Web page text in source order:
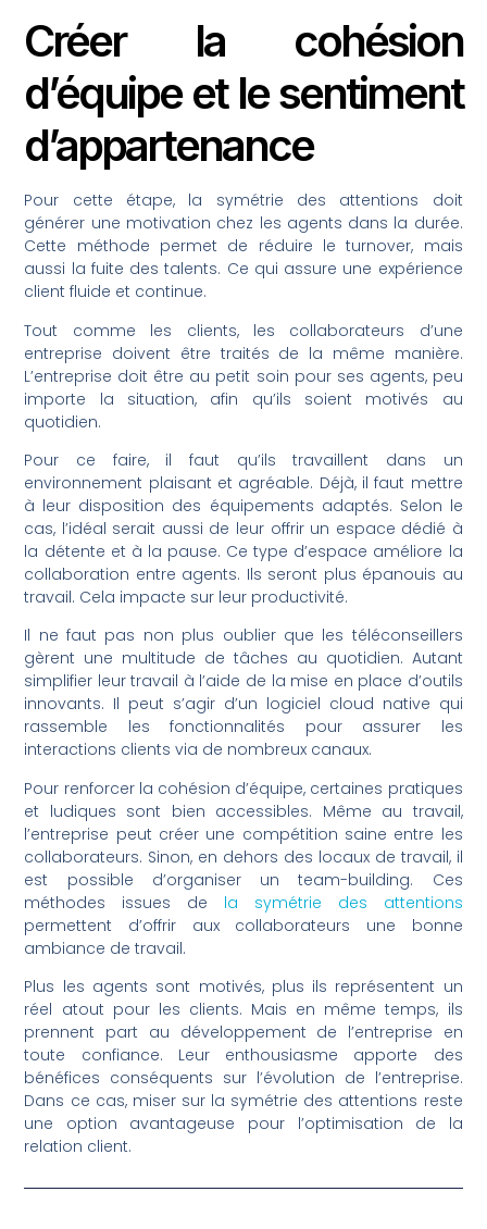
Créer la cohésion
d’équipe et le sentiment
d’appartenance
Pour cette étape, la symétrie des attentions doit
générer une motivation chez les agents dans la durée.
Cette méthode permet de réduire le turnover, mais
aussi la fuite des talents. Ce qui assure une expérience
client fluide et continue.
Tout comme les clients, les collaborateurs d’une
entreprise doivent être traités de la même manière.
L’entreprise doit être au petit soin pour ses agents, peu
importe la situation, afin qu’ils soient motivés au
quotidien.
Pour ce faire, il faut qu’ils travaillent dans un
environnement plaisant et agréable. Déjà, il faut mettre
à leur disposition des équipements adaptés. Selon le
cas, l’idéal serait aussi de leur offrir un espace dédié à
la détente et à la pause. Ce type d’espace améliore la
collaboration entre agents. Ils seront plus épanouis au
travail. Cela impacte sur leur productivité.
Il ne faut pas non plus oublier que les téléconseillers
gèrent une multitude de tâches au quotidien. Autant
simplifier leur travail à l’aide de la mise en place d’outils
innovants. Il peut s’agir d’un logiciel cloud native qui
rassemble les fonctionnalités pour assurer les
interactions clients via de nombreux canaux.
Pour renforcer la cohésion d’équipe, certaines pratiques
et ludiques sont bien accessibles. Même au travail,
l’entreprise peut créer une compétition saine entre les
collaborateurs. Sinon, en dehors des locaux de travail, il
est possible d’organiser un team-building. Ces
méthodes issues de la symétrie des attentions
permettent d’offrir aux collaborateurs une bonne
ambiance de travail.
Plus les agents sont motivés, plus ils représentent un
réel atout pour les clients. Mais en même temps, ils
prennent part au développement de l’entreprise en
toute confiance. Leur enthousiasme apporte des
bénéfices conséquents sur l’évolution de l’entreprise.
Dans ce cas, miser sur la symétrie des attentions reste
une option avantageuse pour l’optimisation de la
relation client.